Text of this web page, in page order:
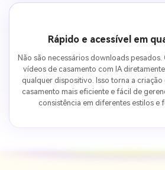
Rápido e acessível em
Não são necessários downloads
vídeos de casamento com IA
qualquer dispositivo. Isso torna a
casamento mais eficiente e fácil de
consistência em diferentes estilos e